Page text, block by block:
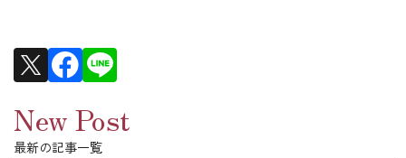
New Post
最新の記事一覧